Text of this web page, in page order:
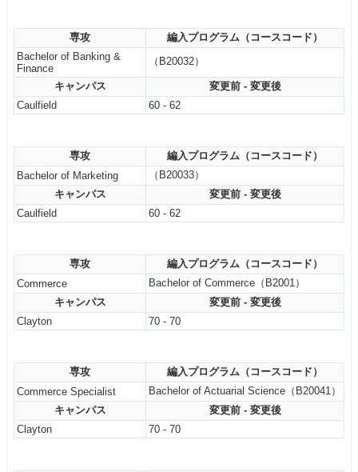
専攻
編入プログラム（コースコード）
Bachelor of Banking &
Finance
（B20032）
キャンパス
変更前 - 変更後
Caulfield
60 - 62
専攻
編入プログラム（コースコード）
Bachelor of Marketing
（B20033）
キャンパス
変更前 - 変更後
Caulfield
60 - 62
専攻
編入プログラム（コースコード）
Commerce
Bachelor of Commerce（B2001）
キャンパス
変更前 - 変更後
Clayton
70 - 70
専攻
編入プログラム（コースコード）
Commerce Specialist
Bachelor of Actuarial Science（B20041）
キャンパス
変更前 - 変更後
Clayton
70 - 70